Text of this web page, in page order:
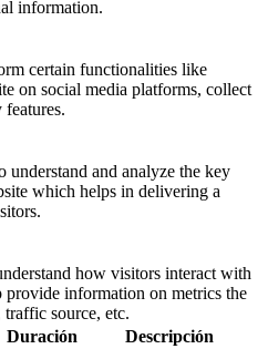
information.
certain functionalities like
on social media platforms, collect
understand and analyze the key
which helps in delivering a
how visitors interact with
provide information on metrics the
source, etc.
Duración Descripción